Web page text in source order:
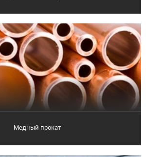
Медный прокат